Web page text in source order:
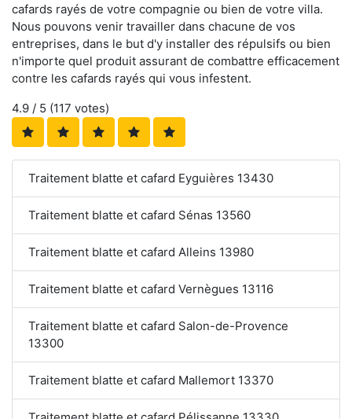
cafards rayés de votre compagnie ou bien de votre villa.
Nous pouvons venir travailler dans chacune de vos
entreprises, dans le but d'y installer des répulsifs ou bien
n'importe quel produit assurant de combattre efficacement
contre les cafards rayés qui vous infestent.
4.9 / 5 (117 votes)
Traitement blatte et cafard Eyguières 13430
Traitement blatte et cafard Sénas 13560
Traitement blatte et cafard Alleins 13980
Traitement blatte et cafard Vernègues 13116
Traitement blatte et cafard Salon-de-Provence
13300
Traitement blatte et cafard Mallemort 13370